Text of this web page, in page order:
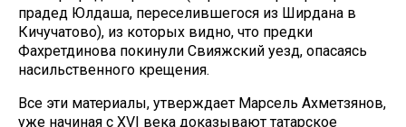
прадед Юлдаша, переселившегося из Ширдана в
Кичучатово), из которых видно, что предки
Фахретдинова покинули Свияжский уезд, опасаясь
насильственного крещения.
Все эти материалы, утверждает Марсель Ахметзянов,
уже начиная с XVI века доказывают татарское